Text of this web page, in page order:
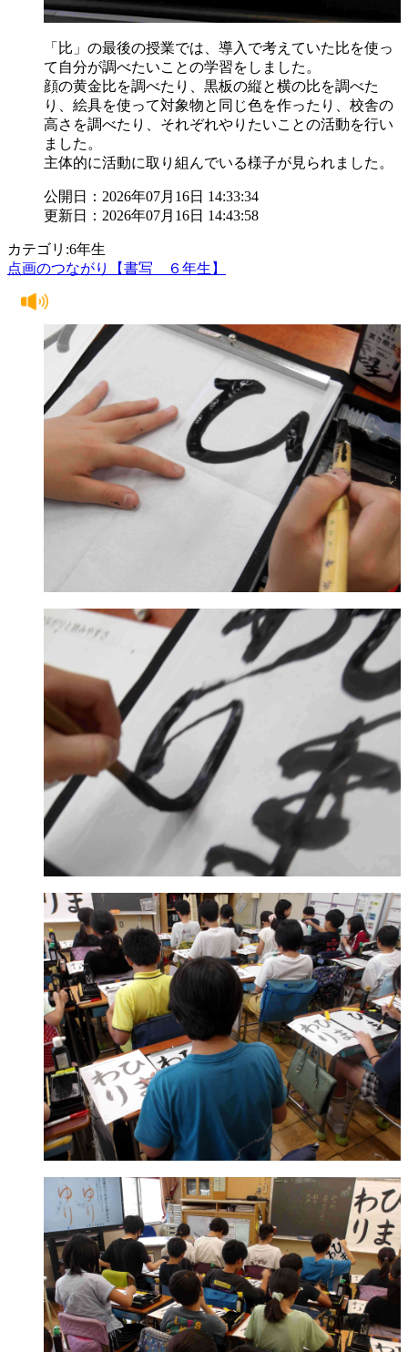
「比」の最後の授業では、導入で考えていた比を使っ
て自分が調べたいことの学習をしました。
顔の黄金比を調べたり、黒板の縦と横の比を調べた
り、絵具を使って対象物と同じ色を作ったり、校舎の
高さを調べたり、それぞれやりたいことの活動を行い
ました。
主体的に活動に取り組んでいる様子が見られました。
公開日：2026年07月16日 14:33:34
更新日：2026年07月16日 14:43:58
カテゴリ:6年生
点画のつながり【書写 ６年生】